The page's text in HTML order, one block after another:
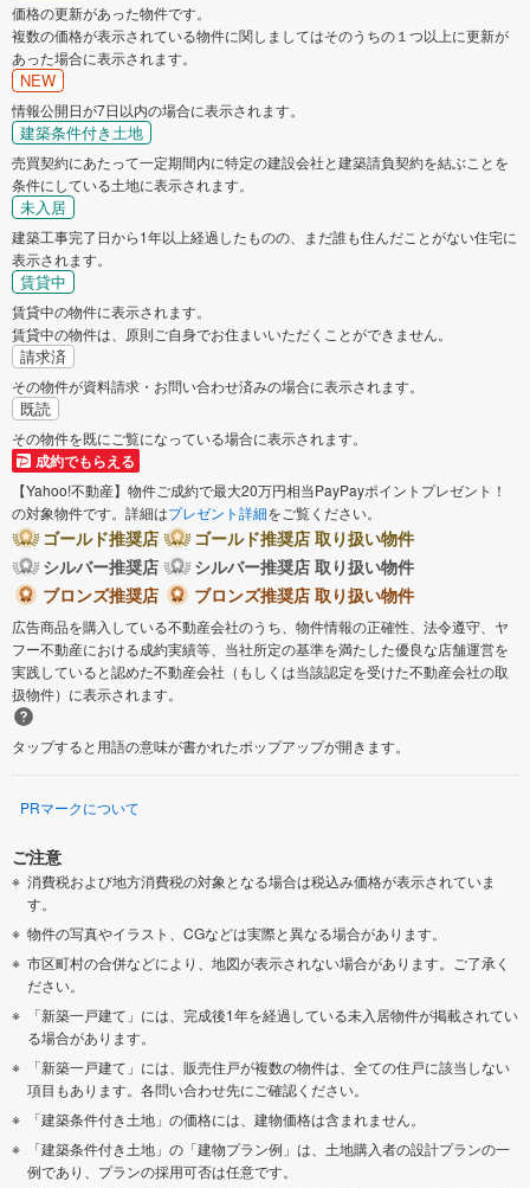
価格の更新があった物件です。
複数の価格が表示されている物件に関しましてはそのうちの１つ以上に更新が
あった場合に表示されます。
NEW
情報公開日が7日以内の場合に表示されます。
建築条件付き土地
売買契約にあたって一定期間内に特定の建設会社と建築請負契約を結ぶことを
条件にしている土地に表示されます。
未入居
建築工事完了日から1年以上経過したものの、まだ誰も住んだことがない住宅に
表示されます。
賃貸中
賃貸中の物件に表示されます。
賃貸中の物件は、原則ご自身でお住まいいただくことができません。
請求済
その物件が資料請求・お問い合わせ済みの場合に表示されます。
既読
その物件を既にご覧になっている場合に表示されます。
成約でもらえる
【Yahoo!不動産】物件ご成約で最大20万円相当PayPayポイントプレゼント！
の対象物件です。詳細はプレゼント詳細をご覧ください。
ゴールド推奨店
ゴールド推奨店 取り扱い物件
シルバー推奨店
シルバー推奨店 取り扱い物件
ブロンズ推奨店
ブロンズ推奨店 取り扱い物件
広告商品を購入している不動産会社のうち、物件情報の正確性、法令遵守、ヤ
フー不動産における成約実績等、当社所定の基準を満たした優良な店舗運営を
実践していると認めた不動産会社（もしくは当該認定を受けた不動産会社の取
扱物件）に表示されます。
タップすると用語の意味が書かれたポップアップが開きます。
PRマークについて
ご注意
消費税および地方消費税の対象となる場合は税込み価格が表示されていま
す。
物件の写真やイラスト、CGなどは実際と異なる場合があります。
市区町村の合併などにより、地図が表示されない場合があります。ご了承く
ださい。
「新築一戸建て」には、完成後1年を経過している未入居物件が掲載されてい
る場合があります。
「新築一戸建て」には、販売住戸が複数の物件は、全ての住戸に該当しない
項目もあります。各問い合わせ先にご確認ください。
「建築条件付き土地」の価格には、建物価格は含まれません。
「建築条件付き土地」の「建物プラン例」は、土地購入者の設計プランの一
例であり、プランの採用可否は任意です。